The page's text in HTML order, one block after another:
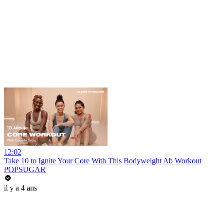
12:02
Take 10 to Ignite Your Core With This Bodyweight Ab Workout
POPSUGAR
il y a 4 ans